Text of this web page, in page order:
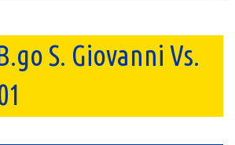
S. Giovanni Vs.